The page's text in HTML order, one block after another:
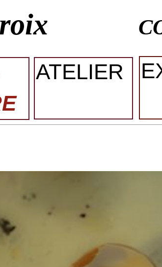
ATELIER